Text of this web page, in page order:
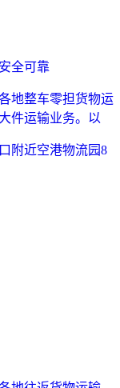
全可靠
地整车零担货物运
件运输业务。以
附近空港物流园8